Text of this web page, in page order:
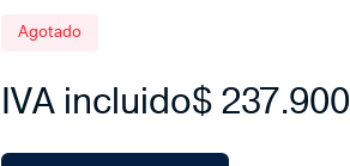
Agotado
$237.900
IVA incluido